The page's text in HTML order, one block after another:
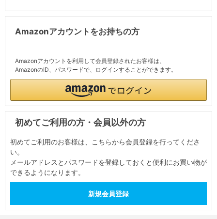
Amazonアカウントをお持ちの方
Amazonアカウントを利用して会員登録されたお客様は、
AmazonのID、パスワードで、ログインすることができます。
初めてご利用の方・会員以外の方
初めてご利用のお客様は、こちらから会員登録を行ってくださ
い。
メールアドレスとパスワードを登録しておくと便利にお買い物が
できるようになります。